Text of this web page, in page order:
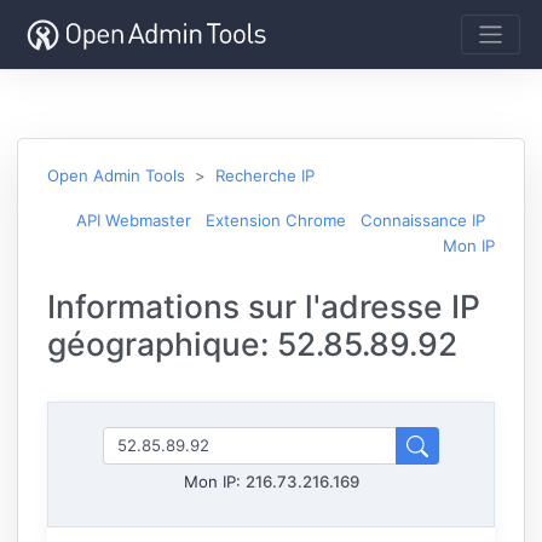
Open Admin Tools Recherche IP
API Webmaster Extension Chrome
Connaissance IP
Mon IP
Informations sur l'adresse IP
géographique: 52.85.89.92
Mon IP: 216.73.216.169